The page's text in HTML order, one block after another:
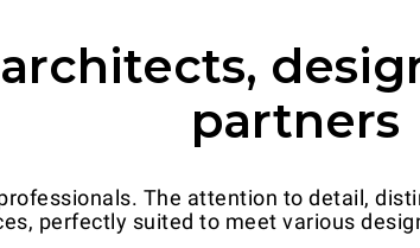
partners
The attention to detail,
perfectly suited to meet various